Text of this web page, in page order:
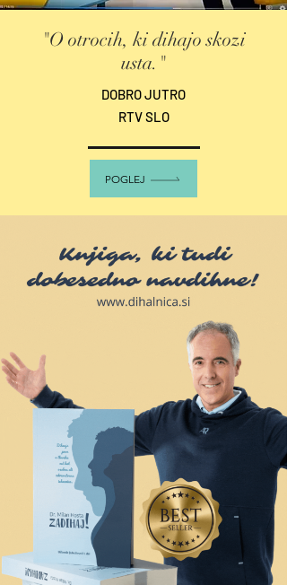
"O otrocih, ki dihajo skozi
usta."
DOBRO JUTRO
RTV SLO
POGLEJ